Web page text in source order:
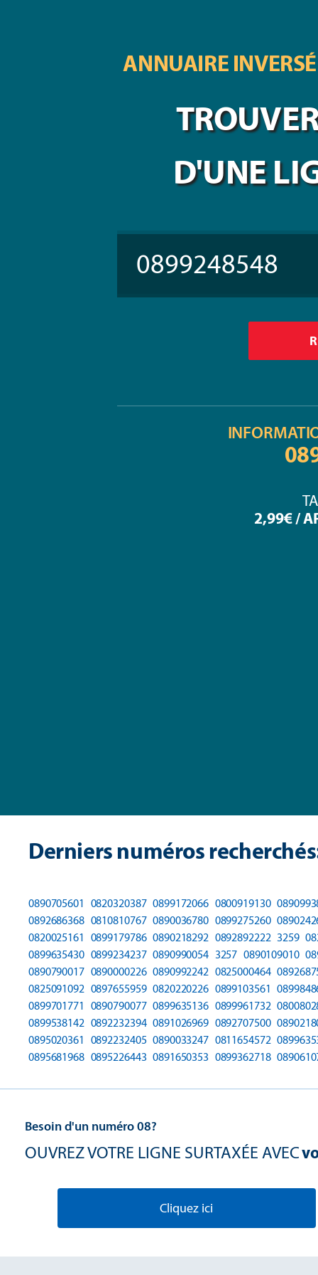
ANNUAIRE
D'UNE
2,99€ /
Derniers numéros
0890705601 0820320387 0899172066 0800919130
0892686368 0810810767 0890036780 0899275260
0820025161 0899179786 0890218292 0892892222 3259
0899635430 0899234237 0890990054 3257 0890109010
0890790017 0890000226 0890992242 0825000464
0825091092 0897655959 0820220226 0899103561
0899701771 0890790077 0899635136 0899961732
0899538142 0892232394 0891026969 0892707500
0895020361 0892232405 0890033247 0811654572
0895681968 0895226443 0891650353 0899362718
Besoin d'un numéro 08?
OUVREZ VOTRE LIGNE SURTAXÉE AVEC
Cliquez ici